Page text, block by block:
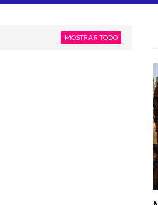
MOSTRAR TODO